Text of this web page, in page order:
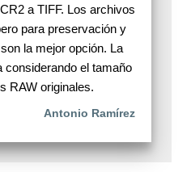
a TIFF. Los archivos
para preservación y
la mejor opción. La
considerando el tamaño
RAW originales.
Antonio Ramírez